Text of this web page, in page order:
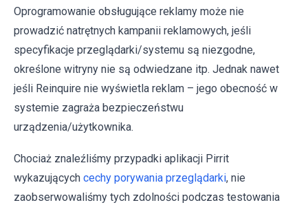
Oprogramowanie obsługujące reklamy może nie
prowadzić natrętnych kampanii reklamowych, jeśli
specyfikacje przeglądarki/systemu są niezgodne,
określone witryny nie są odwiedzane itp. Jednak nawet
jeśli Reinquire nie wyświetla reklam – jego obecność w
systemie zagraża bezpieczeństwu
urządzenia/użytkownika.
Chociaż znaleźliśmy przypadki aplikacji Pirrit
wykazujących cechy porywania przeglądarki, nie
zaobserwowaliśmy tych zdolności podczas testowania